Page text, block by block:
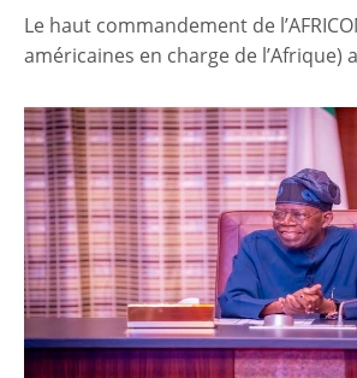
Le haut commandement de
américaines en charge de l’Afrique)